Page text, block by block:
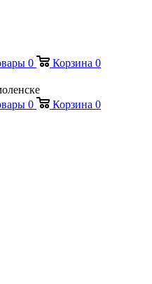
0 Корзина 0
0 Корзина 0